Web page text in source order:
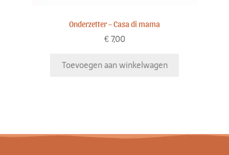
Onderzetter – Casa di mama
€7,00
Toevoegen aan winkelwagen